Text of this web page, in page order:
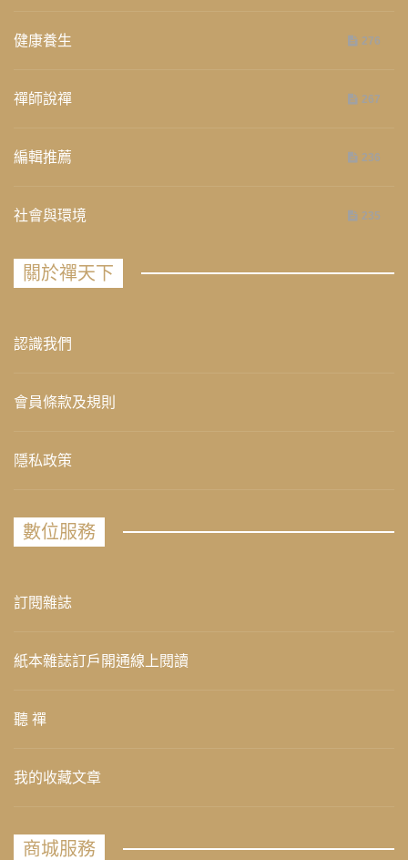
健康養生 276
禪師說禪 267
編輯推薦 236
社會與環境 235
關於禪天下
認識我們
會員條款及規則
隱私政策
數位服務
訂閱雜誌
紙本雜誌訂戶開通線上閱讀
聽 禪
我的收藏文章
商城服務